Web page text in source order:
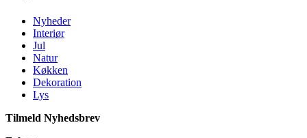
Nyheder
Interiør
Jul
Natur
Køkken
Dekoration
Lys
Tilmeld Nyhedsbrev